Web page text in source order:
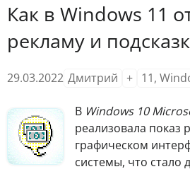
Как в Windows 11
рекламу и
29.03.2022 Дмитрий + 11,
В Windows 10
реализовала показ
графическом
системы, что стало